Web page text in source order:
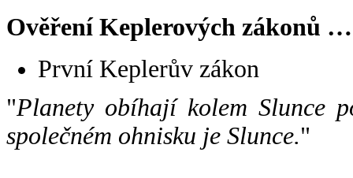
Ověření Keplerových zákonů …
První Keplerův zákon
"Planety obíhají kolem Slunce
společném ohnisku je Slunce."